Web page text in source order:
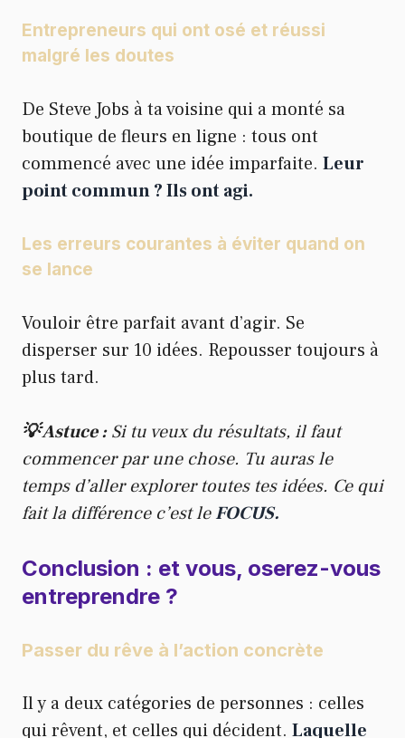
Entrepreneurs qui ont osé et réussi
malgré les doutes
De Steve Jobs à ta voisine qui a monté sa
boutique de fleurs en ligne : tous ont
commencé avec une idée imparfaite. Leur
point commun ? Ils ont agi.
Les erreurs courantes à éviter quand on
se lance
Vouloir être parfait avant d’agir. Se
disperser sur 10 idées. Repousser toujours à
plus tard.
💡 Astuce :Si tu veux du résultats, il faut
commencer par une chose. Tu auras le
temps d’aller explorer toutes tes idées. Ce qui
fait la différence c’est leFOCUS.
Conclusion : et vous, oserez-vous
entreprendre ?
Passer du rêve à l’action concrète
Il y a deux catégories de personnes : celles
qui rêvent, et celles qui décident. Laquelle